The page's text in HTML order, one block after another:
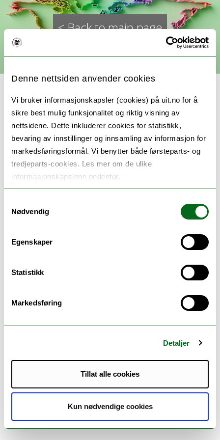
Denne nettsiden anvender cookies
Vi bruker informasjonskapsler (cookies) på uit.no for å
sikre best mulig funksjonalitet og riktig visning av
nettsidene. Dette inkluderer cookies for statistikk,
bevaring av innstillinger og innsamling av informasjon for
markedsføringsformål. Vi benytter både førsteparts- og
tredjeparts-cookies. Les mer om de ulike
informasjonskapslene nedenfor.
Nødvendig
Egenskaper
Statistikk
Markedsføring
Detaljer
Tillat alle cookies
Kun nødvendige cookies
< Back to main page
CLEAR - Cognitive Linguistics:
Empirical Approaches to
Russian
https://site.uit.no/clear/
Approaches to Russian) pursues empirical
linguistics with the aim of building electronic
Members:
Laura Alexis Janda (Principal investigator) (Project
manager)
Tore Nesset (Principal investigator)